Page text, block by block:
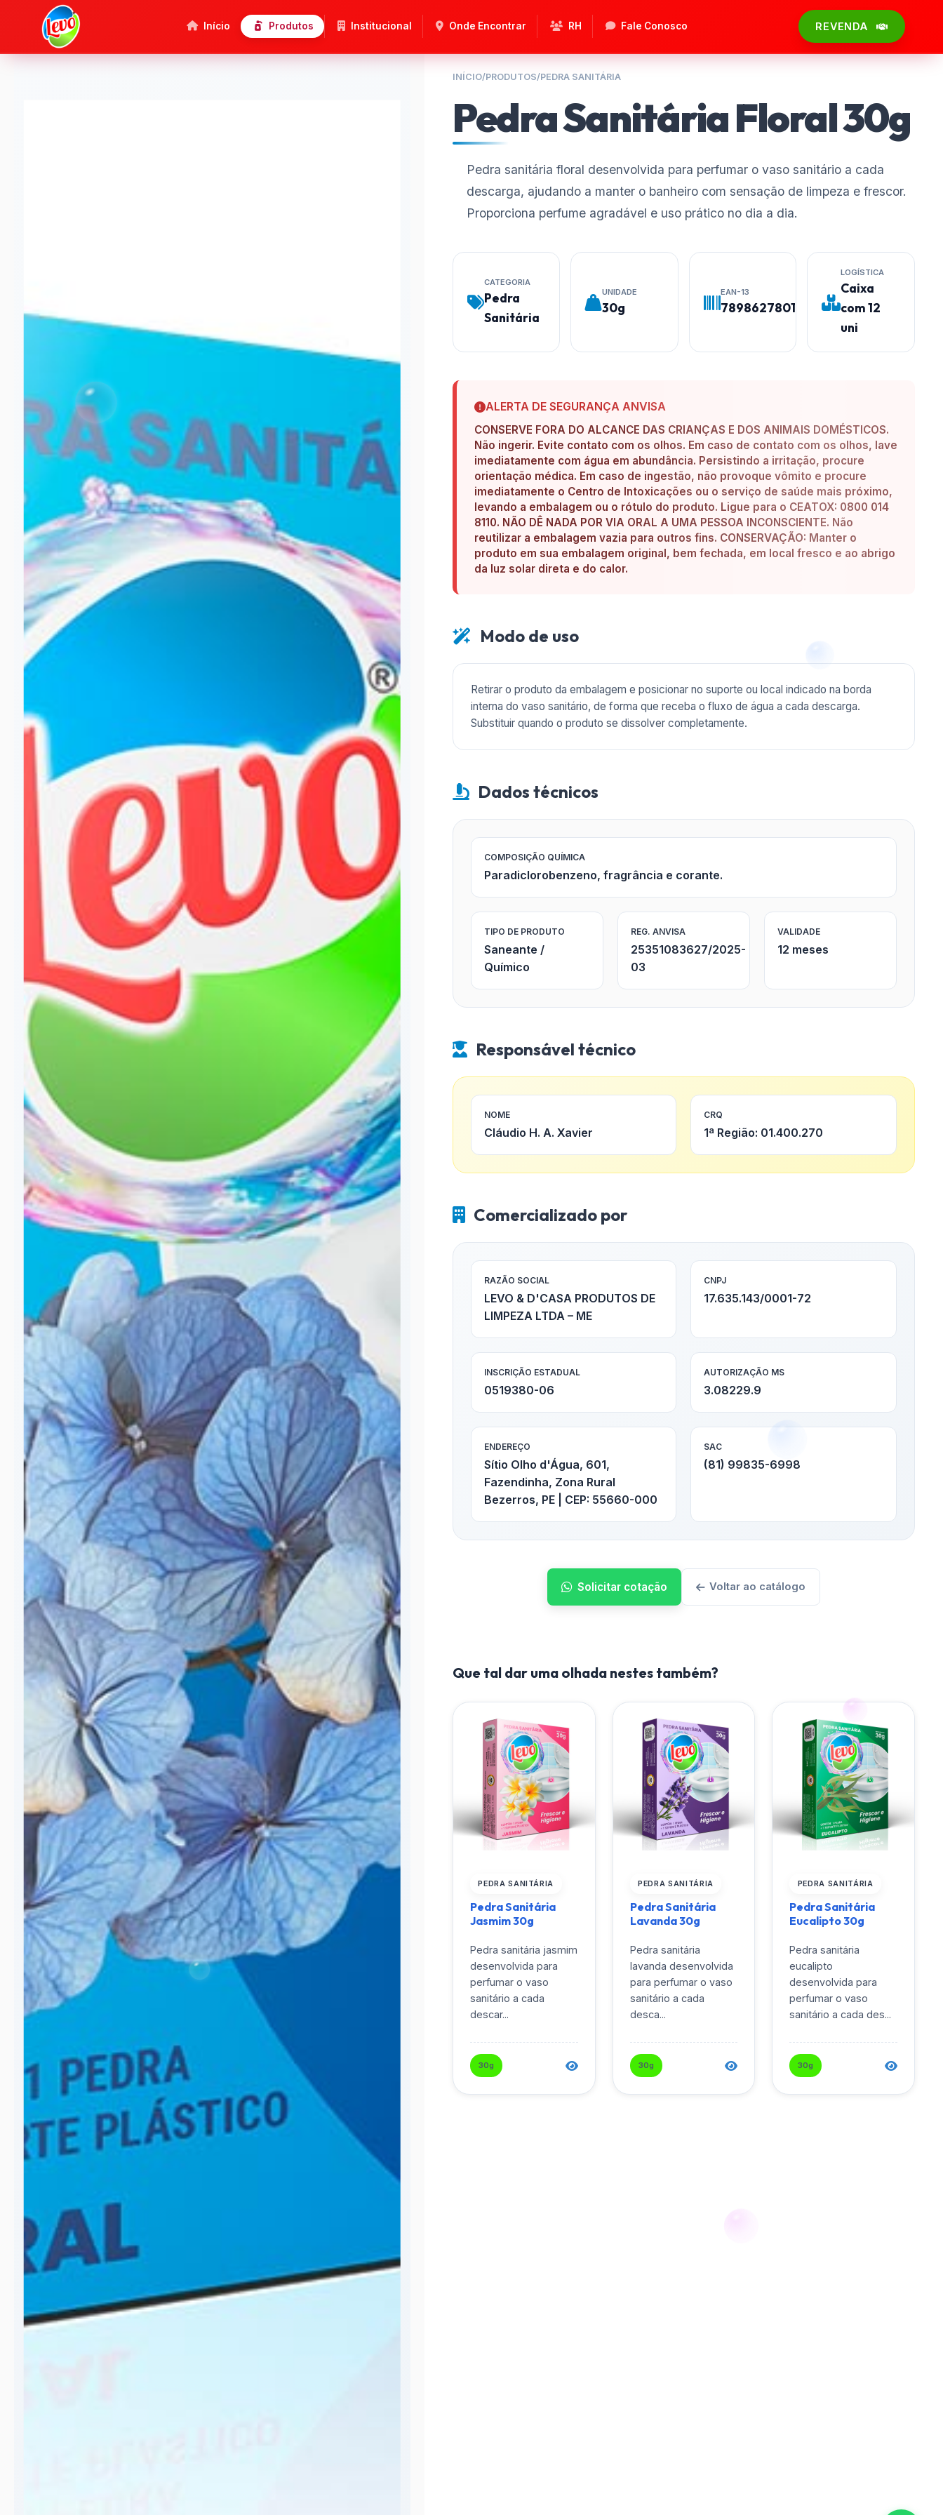
Início Produtos Institucional Onde Encontrar RH Fale Conosco REVENDA
INÍCIO/PRODUTOS/PEDRA SANITÁRIA
Pedra Sanitária Floral 30g
Pedra sanitária floral desenvolvida para perfumar o vaso sanitário a cada
descarga, ajudando a manter o banheiro com sensação de limpeza e frescor.
Proporciona perfume agradável e uso prático no dia a dia.
CATEGORIA
Pedra
Sanitária
UNIDADE
30g
EAN-13
7898627801604
LOGÍSTICA
Caixa
com 12
uni
ALERTA DE SEGURANÇA ANVISA
CONSERVE FORA DO ALCANCE DAS CRIANÇAS E DOS ANIMAIS DOMÉSTICOS.
Não ingerir. Evite contato com os olhos. Em caso de contato com os olhos, lave
imediatamente com água em abundância. Persistindo a irritação, procure
orientação médica. Em caso de ingestão, não provoque vômito e procure
imediatamente o Centro de Intoxicações ou o serviço de saúde mais próximo,
levando a embalagem ou o rótulo do produto. Ligue para o CEATOX: 0800 014
8110. NÃO DÊ NADA POR VIA ORAL A UMA PESSOA INCONSCIENTE. Não
reutilizar a embalagem vazia para outros fins. CONSERVAÇÃO: Manter o
produto em sua embalagem original, bem fechada, em local fresco e ao abrigo
da luz solar direta e do calor.
Modo de uso
Retirar o produto da embalagem e posicionar no suporte ou local indicado na borda
interna do vaso sanitário, de forma que receba o fluxo de água a cada descarga.
Substituir quando o produto se dissolver completamente.
Dados técnicos
COMPOSIÇÃO QUÍMICA
Paradiclorobenzeno, fragrância e corante.
TIPO DE PRODUTO
Saneante /
Químico
REG. ANVISA
25351083627/2025-
03
VALIDADE
12 meses
Responsável técnico
NOME
Cláudio H. A. Xavier
CRQ
1ª Região: 01.400.270
Comercializado por
RAZÃO SOCIAL
LEVO & D'CASA PRODUTOS DE
LIMPEZA LTDA – ME
CNPJ
17.635.143/0001-72
INSCRIÇÃO ESTADUAL
0519380-06
AUTORIZAÇÃO MS
3.08229.9
ENDEREÇO
Sítio Olho d'Água, 601,
Fazendinha, Zona Rural
Bezerros, PE | CEP: 55660-000
SAC
(81) 99835-6998
Solicitar cotação Voltar ao catálogo
Que tal dar uma olhada nestes também?
PEDRA SANITÁRIA
Pedra Sanitária
Jasmim 30g
Pedra sanitária jasmim
desenvolvida para
perfumar o vaso
sanitário a cada
descar...
30g
PEDRA SANITÁRIA
Pedra Sanitária
Lavanda 30g
Pedra sanitária
lavanda desenvolvida
para perfumar o vaso
sanitário a cada
desca...
30g
PEDRA SANITÁRIA
Pedra Sanitária
Eucalipto 30g
Pedra sanitária
eucalipto
desenvolvida para
perfumar o vaso
sanitário a cada des...
30g